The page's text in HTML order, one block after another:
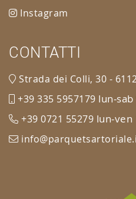
Instagram
CONTATTI
Strada dei Colli, 30 -
+39 335 5957179 lun-
+39 0721 55279 lun-ven